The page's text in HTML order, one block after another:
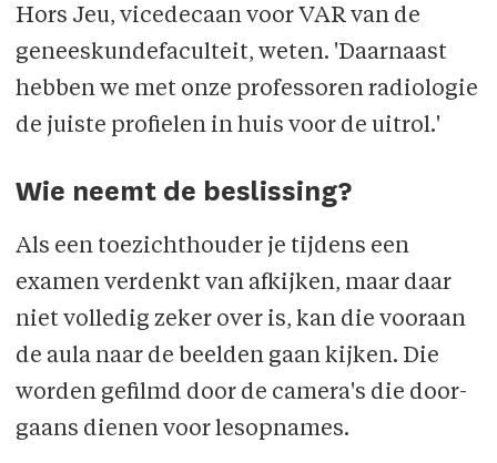
Hors Jeu, vicedecaan voor VAR van de
geneeskunde­facul­teit, weten. 'Daarnaast
hebben we met onze professoren radiologie
de juiste profie­len in huis voor de uitrol.'
Wie neemt de beslissing?
Als een toezichthouder je tijdens een
examen verdenkt van afkijken, maar daar
niet vol­ledig zeker over is, kan die vooraan
de aula naar de beelden gaan kijken. Die
worden ge­filmd door de camera's die door­
gaans dienen voor lesopnames.